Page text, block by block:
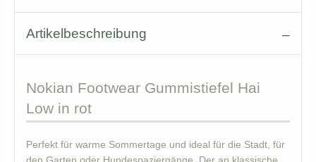
Artikelbeschreibung
Nokian Footwear Gummistiefel Hai
Low in rot
Perfekt für warme Sommertage und ideal für die Stadt, für